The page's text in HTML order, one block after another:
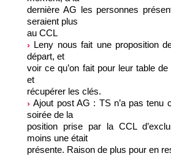
dernière AG les personnes
seraient plus
au CCL
Leny nous fait une proposition
départ, et
voir ce qu’on fait pour leur table
et
récupérer les clés.
Ajout post AG : TS n’a pas tenu
soirée de la
position prise par la CCL
moins une était
présente. Raison de plus pour en